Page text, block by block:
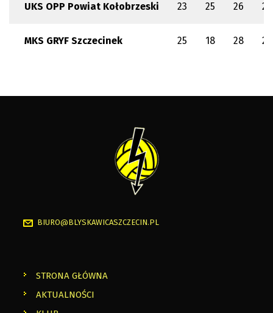
UKS OPP Powiat Kołobrzeski 23 25 26 25
MKS GRYF Szczecinek 25 18 28 22
BIURO@BLYSKAWICASZCZECIN.PL
STRONA GŁÓWNA
AKTUALNOŚCI